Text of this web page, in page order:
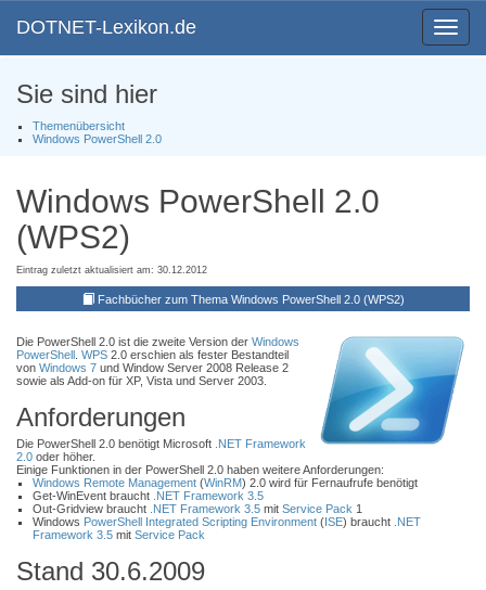
Toggle
DOTNET-Lexikon.de
Sie sind hier
Themenübersicht
Windows PowerShell 2.0
Windows PowerShell 2.0
(WPS2)
Eintrag zuletzt aktualisiert am: 30.12.2012
Fachbücher zum Thema Windows PowerShell 2.0 (WPS2)
Die PowerShell 2.0 ist die zweite Version der Windows
PowerShell WPS 2.0 erschien als fester Bestandteil
von Windows 7 und Window Server 2008 Release 2
sowie als Add-on für XP, Vista und Server 2003.
Anforderungen
Die PowerShell 2.0 benötigt Microsoft .NET Framework
2.0 oder höher.
Einige Funktionen in der PowerShell 2.0 haben weitere Anforderungen:
Windows Remote Management (WinRM) 2.0 wird für Fernaufrufe benötigt
Get-WinEvent braucht .NET Framework 3.5
Out-Gridview braucht .NET Framework 3.5 mit Service Pack 1
Windows PowerShell Integrated Scripting Environment (ISE) braucht .NET
Framework 3.5 mit Service Pack
Stand 30.6.2009